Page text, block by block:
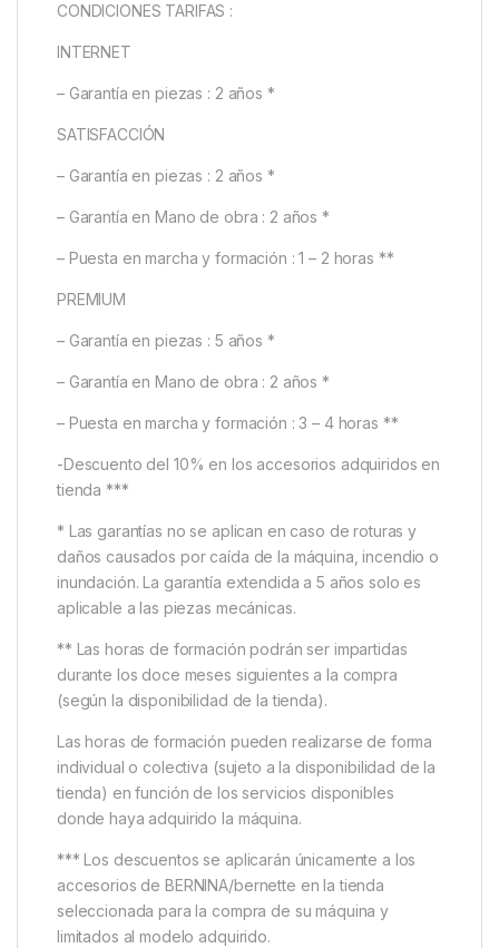
CONDICIONES TARIFAS :
INTERNET
– Garantía en piezas : 2 años *
SATISFACCIÓN
– Garantía en piezas : 2 años *
– Garantía en Mano de obra : 2 años *
– Puesta en marcha y formación : 1 – 2 horas **
PREMIUM
– Garantía en piezas : 5 años *
– Garantía en Mano de obra : 2 años *
– Puesta en marcha y formación : 3 – 4 horas **
-Descuento del 10% en los accesorios adquiridos en
tienda ***
* Las garantías no se aplican en caso de roturas y
daños causados por caída de la máquina, incendio o
inundación. La garantía extendida a 5 años solo es
aplicable a las piezas mecánicas.
** Las horas de formación podrán ser impartidas
durante los doce meses siguientes a la compra
(según la disponibilidad de la tienda).
Las horas de formación pueden realizarse de forma
individual o colectiva (sujeto a la disponibilidad de la
tienda) en función de los servicios disponibles
donde haya adquirido la máquina.
*** Los descuentos se aplicarán únicamente a los
accesorios de BERNINA/bernette en la tienda
seleccionada para la compra de su máquina y
limitados al modelo adquirido.